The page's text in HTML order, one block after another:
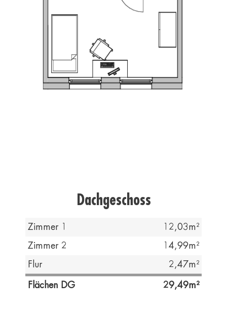
Dachgeschoss
Zimmer 1 12,03
Zimmer 2 14,99
Flur 2,47
Flächen DG 29,49